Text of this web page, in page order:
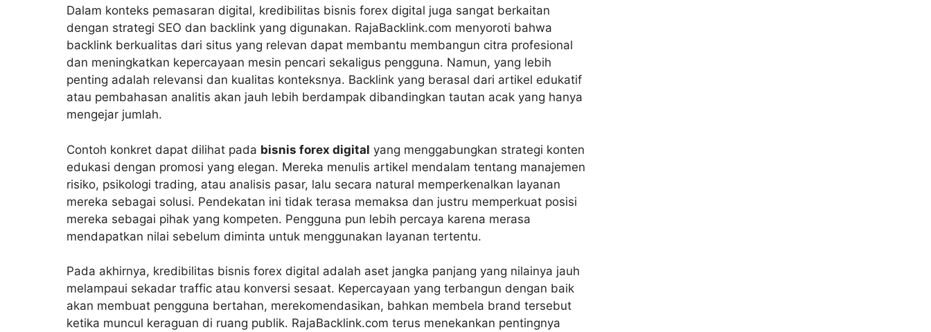
Dalam konteks pemasaran digital, kredibilitas bisnis forex digital juga sangat berkaitan
dengan strategi SEO dan backlink yang digunakan. RajaBacklink.com menyoroti bahwa
backlink berkualitas dari situs yang relevan dapat membantu membangun citra profesional
dan meningkatkan kepercayaan mesin pencari sekaligus pengguna. Namun, yang lebih
penting adalah relevansi dan kualitas konteksnya. Backlink yang berasal dari artikel edukatif
atau pembahasan analitis akan jauh lebih berdampak dibandingkan tautan acak yang hanya
mengejar jumlah.
Contoh konkret dapat dilihat pada bisnis forex digital yang menggabungkan strategi konten
edukasi dengan promosi yang elegan. Mereka menulis artikel mendalam tentang manajemen
risiko, psikologi trading, atau analisis pasar, lalu secara natural memperkenalkan layanan
mereka sebagai solusi. Pendekatan ini tidak terasa memaksa dan justru memperkuat posisi
mereka sebagai pihak yang kompeten. Pengguna pun lebih percaya karena merasa
mendapatkan nilai sebelum diminta untuk menggunakan layanan tertentu.
Pada akhirnya, kredibilitas bisnis forex digital adalah aset jangka panjang yang nilainya jauh
melampaui sekadar traffic atau konversi sesaat. Kepercayaan yang terbangun dengan baik
akan membuat pengguna bertahan, merekomendasikan, bahkan membela brand tersebut
ketika muncul keraguan di ruang publik. RajaBacklink.com terus menekankan pentingnya